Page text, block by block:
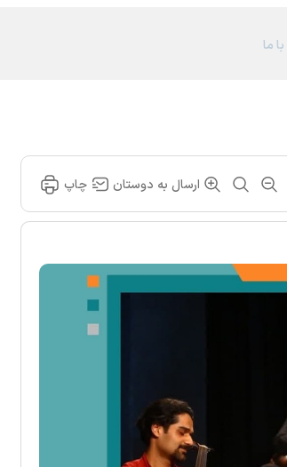
ما
ارسال به دوستان چاپ